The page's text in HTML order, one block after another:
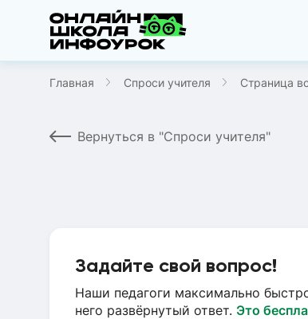
Главная Спроси учителя Страница
Вернуться в "Спроси учителя"
Задайте свой вопрос!
Наши педагоги максимально
него развёрнутый ответ. Это